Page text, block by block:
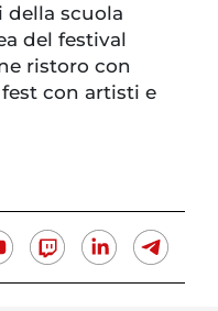
della scuola
del festival
ristoro con
con artisti e